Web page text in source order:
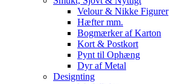
Velour & Nikke Figurer
Hæfter mm.
Bogmærker af Karton
Kort & Postkort
Pynt til Ophæng
Dyr af Metal
Designting